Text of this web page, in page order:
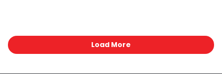
Load More